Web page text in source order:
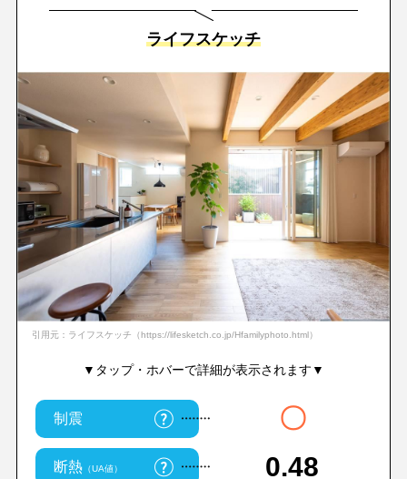
ライフスケッチ
引用元：ライフスケッチ（https://lifesketch.co.jp/Hfamilyphoto.html）
▼タップ・ホバーで詳細が表示されます▼
制震 〇
断熱（UA値） 0.48